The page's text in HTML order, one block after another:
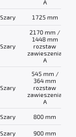
A
Szary 1725 mm
Szary
2170 mm /
1448 mm
rozstaw
zawieszenia
A
Szary
545 mm /
364 mm
rozstaw
zawieszenia
A
Szary 800 mm
Szary 900 mm